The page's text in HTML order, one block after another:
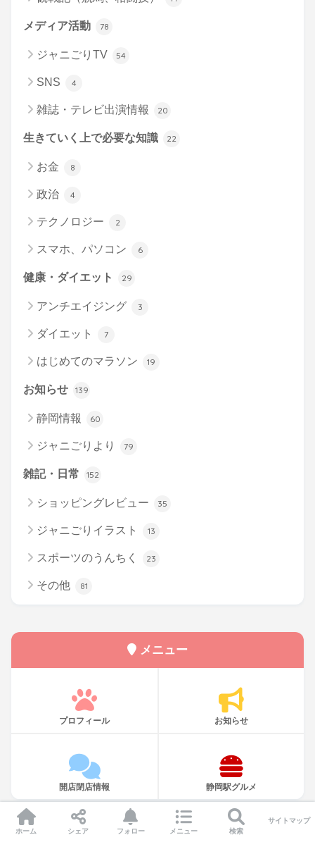
メディア活動 78
ジャニごりTV 54
SNS 4
雑誌・テレビ出演情報 20
生きていく上で必要な知識 22
お金 8
政治 4
テクノロジー 2
スマホ、パソコン 6
健康・ダイエット 29
アンチエイジング 3
ダイエット 7
はじめてのマラソン 19
お知らせ 139
静岡情報 60
ジャニごりより 79
雑記・日常 152
ショッピングレビュー 35
ジャニごりイラスト 13
スポーツのうんちく 23
その他 81
メニュー
プロフィール お知らせ
開店閉店情報 静岡駅グルメ
ホーム シェア フォロー メニュー 検索
サイトマップ